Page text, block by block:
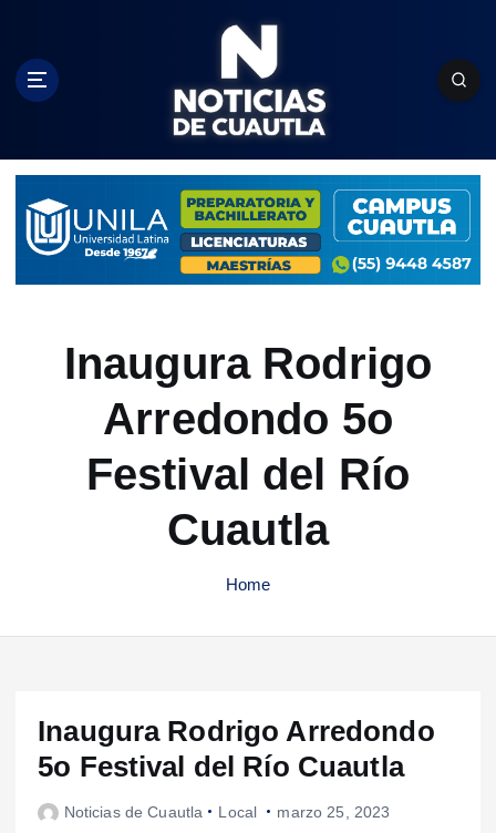
c
Inaugura Rodrigo
Arredondo 5o
Festival del Río
Cuautla
Home
Inaugura Rodrigo Arredondo
5o Festival del Río Cuautla
Noticias de Cuautla Local marzo 25, 2023